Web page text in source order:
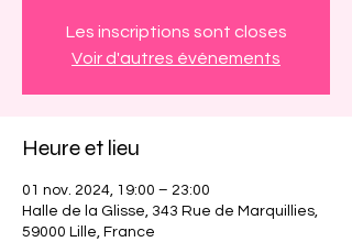
Les inscriptions sont closes
Voir d'autres événements
Heure et lieu
01 nov. 2024, 19:00 – 23:00
Halle de la Glisse, 343 Rue de Marquillies,
59000 Lille, France